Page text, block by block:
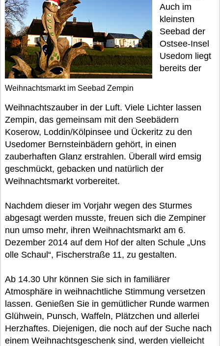
Weihnachtsmarkt im Seebad Zempin
Auch im
kleinsten
Seebad der
Ostsee-Insel
Usedom liegt
bereits der
Weihnachtszauber in der Luft. Viele Lichter lassen
Zempin, das gemeinsam mit den Seebädern
Koserow, Loddin/Kölpinsee und Ückeritz zu den
Usedomer Bernsteinbädern gehört, in einen
zauberhaften Glanz erstrahlen. Überall wird emsig
geschmückt, gebacken und natürlich der
Weihnachtsmarkt vorbereitet.
Nachdem dieser im Vorjahr wegen des Sturmes
abgesagt werden musste, freuen sich die Zempiner
nun umso mehr, ihren Weihnachtsmarkt am 6.
Dezember 2014 auf dem Hof der alten Schule „Uns
olle Schaul“, Fischerstraße 11, zu gestalten.
Ab 14.30 Uhr können Sie sich in familiärer
Atmosphäre in weihnachtliche Stimmung versetzen
lassen. Genießen Sie in gemütlicher Runde warmen
Glühwein, Punsch, Waffeln, Plätzchen und allerlei
Herzhaftes. Diejenigen, die noch auf der Suche nach
einem Weihnachtsgeschenk sind, werden vielleicht